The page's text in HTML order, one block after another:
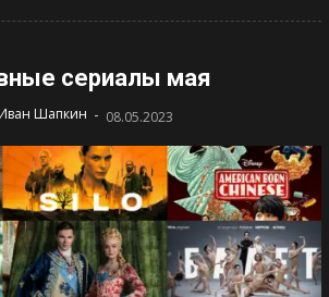
сериалы мая
Иван Шапкин - 08.05.2023